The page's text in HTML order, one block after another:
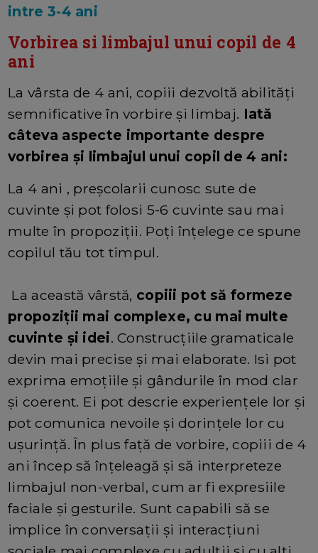
intre 3-4 ani
Vorbirea si limbajul unui copil de 4
ani
La vârsta de 4 ani, copiii dezvoltă abilități
semnificative în vorbire și limbaj. Iată
câteva aspecte importante despre
vorbirea și limbajul unui copil de 4 ani:
La 4 ani , preșcolarii cunosc sute de
cuvinte și pot folosi 5-6 cuvinte sau mai
multe în propoziții. Poți înțelege ce spune
copilul tău tot timpul.
La această vârstă, copiii pot să formeze
propoziții mai complexe, cu mai multe
cuvinte și idei. Construcțiile gramaticale
devin mai precise și mai elaborate. Isi pot
exprima emoțiile și gândurile în mod clar
și coerent. Ei pot descrie experiențele lor și
pot comunica nevoile și dorințele lor cu
ușurință. În plus față de vorbire, copiii de 4
ani încep să înțeleagă și să interpreteze
limbajul non-verbal, cum ar fi expresiile
faciale și gesturile. Sunt capabili să se
implice în conversații și interacțiuni